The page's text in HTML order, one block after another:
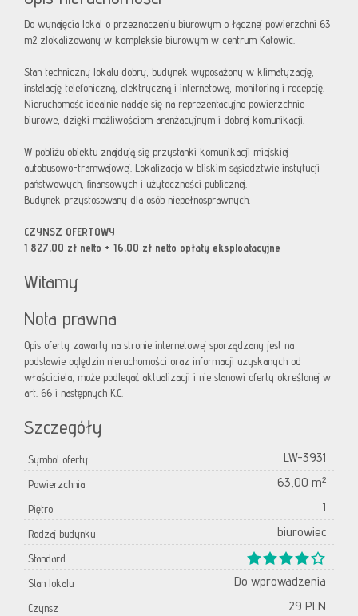
Do wynajęcia lokal o przeznaczeniu biurowym o łącznej powierzchni 63
m2 zlokalizowany w kompleksie biurowym w centrum Katowic.
Stan techniczny lokalu dobry, budynek wyposażony w klimatyzację,
instalację telefoniczną, elektryczną i internetową, monitoring i recepcję.
Nieruchomość idealnie nadaje się na reprezentacyjne powierzchnie
biurowe, dzięki możliwościom aranżacyjnym i dobrej komunikacji.
W pobliżu obiektu znajdują się przystanki komunikacji miejskiej
autobusowo-tramwajowej. Lokalizacja w bliskim sąsiedztwie instytucji
państwowych, finansowych i użyteczności publicznej.
Budynek przystosowany dla osób niepełnosprawnych.
CZYNSZ OFERTOWY
1 827,00 zł netto + 16,00 zł netto opłaty eksploatacyjne
Witamy
Nota prawna
Opis oferty zawarty na stronie internetowej sporządzany jest na
podstawie oględzin nieruchomości oraz informacji uzyskanych od
właściciela, może podlegać aktualizacji i nie stanowi oferty określonej w
art. 66 i następnych K.C.
Szczegóły
Symbol oferty LW-3931
Powierzchnia 63,00 m²
Piętro 1
Rodzaj budynku biurowiec
Standard
Stan lokalu
Do wprowadzenia
Czynsz 29 PLN